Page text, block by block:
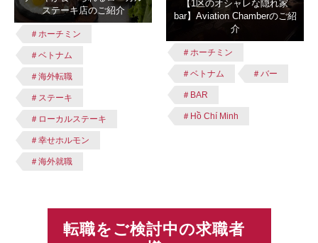
ステーキ店のご紹介
＃ホーチミン
＃ベトナム
＃海外転職
＃ステーキ
＃ローカルステーキ
＃幸せホルモン
＃海外就職
【1区のオシャレな隠れ家
bar】Aviation Chamberのご紹
介
＃ホーチミン
＃ベトナム ＃バー
＃BAR
＃Hồ Chí Minh
転職をご検討中の求職者